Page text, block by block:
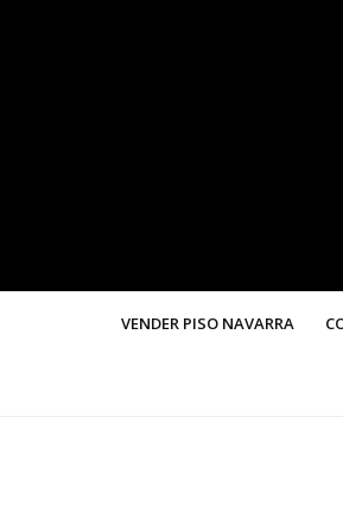
VENDER PISO NAVARRA